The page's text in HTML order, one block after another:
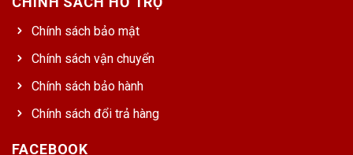
Chính sách bảo mật
Chính sách vận chuyển
Chính sách bảo hành
Chính sách đổi trả hàng
FACEBOOK